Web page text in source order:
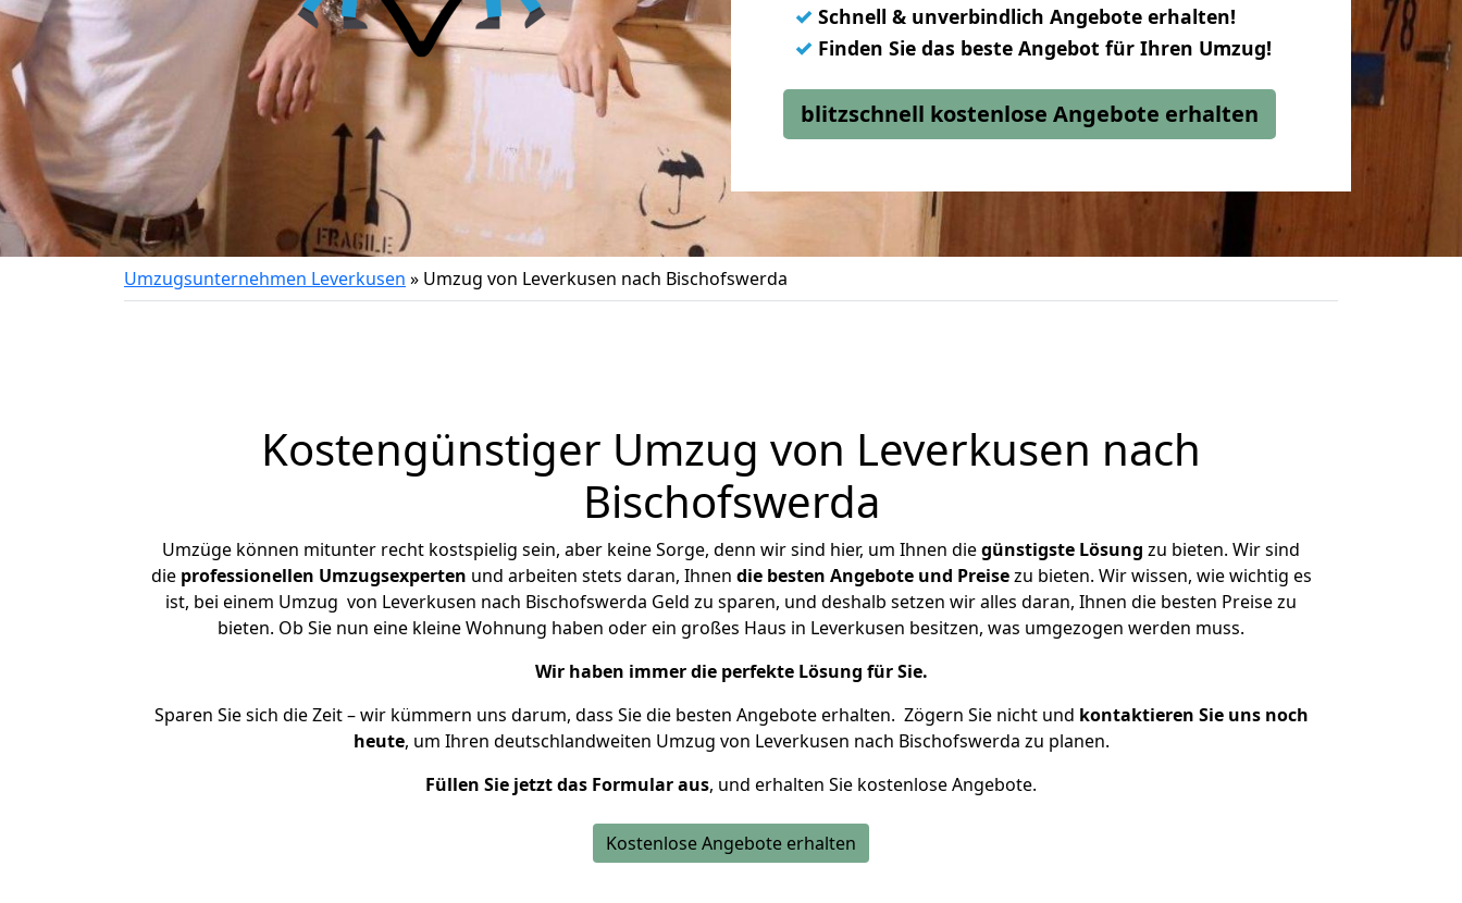
✓ Schnell & unverbindlich Angebote erhalten!
✓ Finden Sie das beste Angebot für Ihren Umzug!
blitzschnell kostenlose Angebote erhalten
Umzugsunternehmen Leverkusen » Umzug von Leverkusen nach Bischofswerda
Kostengünstiger Umzug von Leverkusen nach
Bischofswerda
Umzüge können mitunter recht kostspielig sein, aber keine Sorge, denn wir sind hier, um Ihnen diegünstigste Lösung zu bieten. Wir sind
die professionellen Umzugsexperten und arbeiten stets daran, Ihnen die besten Angebote und Preisezu bieten. Wir wissen, wie wichtig es
ist, bei einem Umzug von Leverkusen nach Bischofswerda Geld zu sparen, und deshalb setzen wir alles daran, Ihnen die besten Preise zu
bieten. Ob Sie nun eine kleine Wohnung haben oder ein großes Haus in Leverkusen besitzen, was umgezogen werden muss.
Wir haben immer die perfekte Lösung für Sie.
Sparen Sie sich die Zeit – wir kümmern uns darum, dass Sie die besten Angebote erhalten. Zögern Sie nicht und kontaktieren Sie uns noch
heute, um Ihren deutschlandweiten Umzug von Leverkusen nach Bischofswerda zu planen.
Füllen Sie jetzt das Formular aus, und erhalten Sie kostenlose Angebote.
Kostenlose Angebote erhalten